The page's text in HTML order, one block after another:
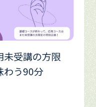
未受講の方限
わう90分